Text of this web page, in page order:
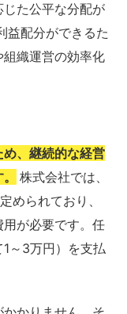
た公平な分配が
益配分ができるた
織運営の効率化
、継続的な経営
株式会社では、
められており、
が必要です。任
～3万円）を支払